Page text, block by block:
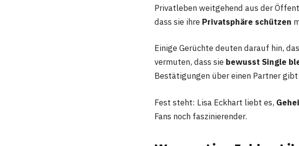
Privatleben weitgehend aus der
dass sie ihre Privatsphäre schützen
Einige Gerüchte deuten darauf hin,
vermuten, dass sie bewusst Single
Bestätigungen über einen Partner
Fest steht: Lisa Eckhart liebt es,
Fans noch faszinierender.